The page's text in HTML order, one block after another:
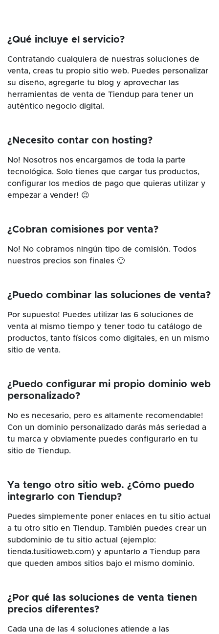
¿Qué incluye el servicio?
Contratando cualquiera de nuestras soluciones de
venta, creas tu propio sitio web. Puedes personalizar
su diseño, agregarle tu blog y aprovechar las
herramientas de venta de Tiendup para tener un
auténtico negocio digital.
¿Necesito contar con hosting?
No! Nosotros nos encargamos de toda la parte
tecnológica. Solo tienes que cargar tus productos,
configurar los medios de pago que quieras utilizar y
empezar a vender! 😉
¿Cobran comisiones por venta?
No! No cobramos ningún tipo de comisión. Todos
nuestros precios son finales 🙂
¿Puedo combinar las soluciones de venta?
Por supuesto! Puedes utilizar las 6 soluciones de
venta al mismo tiempo y tener todo tu catálogo de
productos, tanto físicos como digitales, en un mismo
sitio de venta.
¿Puedo configurar mi propio dominio web
personalizado?
No es necesario, pero es altamente recomendable!
Con un dominio personalizado darás más seriedad a
tu marca y obviamente puedes configurarlo en tu
sitio de Tiendup.
Ya tengo otro sitio web. ¿Cómo puedo
integrarlo con Tiendup?
Puedes simplemente poner enlaces en tu sitio actual
a tu otro sitio en Tiendup. También puedes crear un
subdominio de tu sitio actual (ejemplo:
tienda.tusitioweb.com) y apuntarlo a Tiendup para
que queden ambos sitios bajo el mismo dominio.
¿Por qué las soluciones de venta tienen
precios diferentes?
Cada una de las 4 soluciones atiende a las